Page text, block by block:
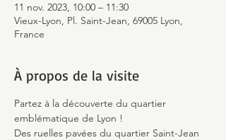
11 nov. 2023, 10:00 – 11:30
Vieux-Lyon, Pl. Saint-Jean, 69005 Lyon,
France
À propos de la visite
Partez à la découverte du quartier
emblématique de Lyon !
Des ruelles pavées du quartier Saint-Jean